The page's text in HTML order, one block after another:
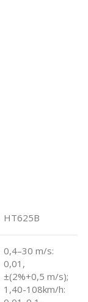
HT625B
0,4–30 m/s:
0,01,
±(2%+0,5 m/s);
1,40-108km/h: